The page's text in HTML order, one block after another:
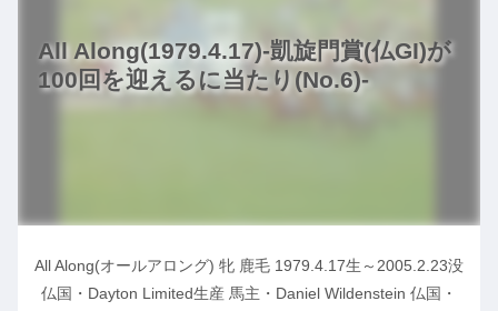
All Along(1979.4.17)-凱旋門賞(仏GI)が
100回を迎えるに当たり(No.6)-
All Along(オールアロング) 牝 鹿毛 1979.4.17生～2005.2.23没
仏国・Dayton Limited生産 馬主・Daniel Wildenstein 仏国・